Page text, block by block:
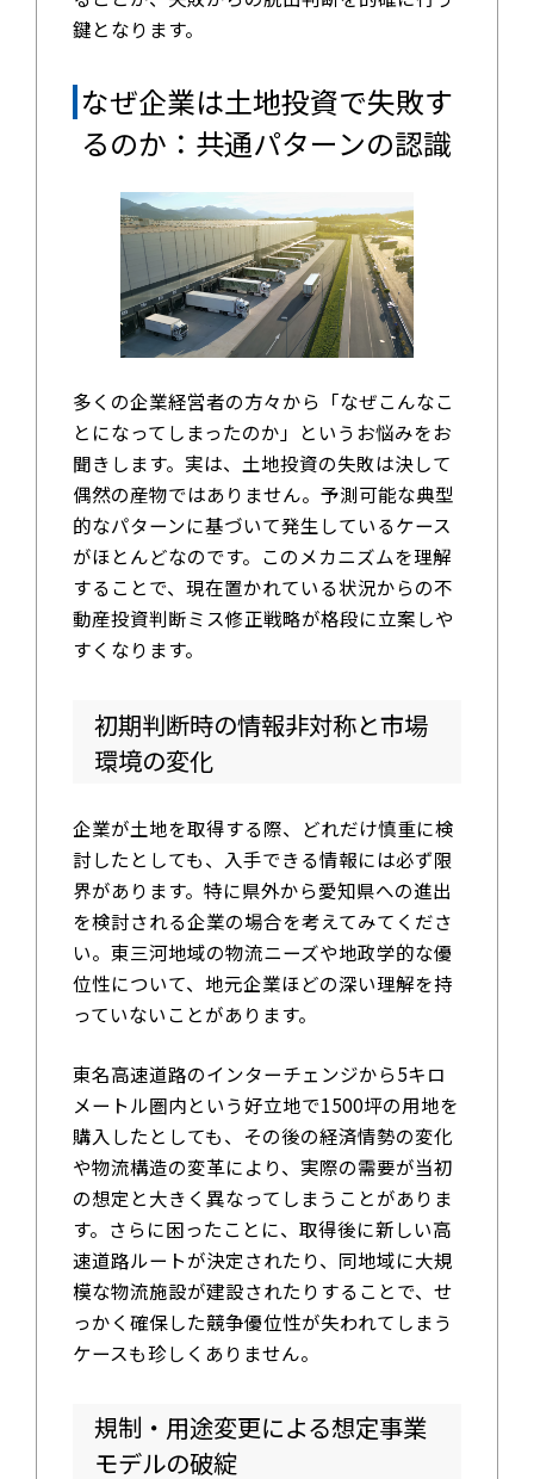
鍵となります。
なぜ企業は土地投資で失敗す
るのか：共通パターンの認識
多くの企業経営者の方々から「なぜこんなこ
とになってしまったのか」というお悩みをお
聞きします。実は、土地投資の失敗は決して
偶然の産物ではありません。予測可能な典型
的なパターンに基づいて発生しているケース
がほとんどなのです。このメカニズムを理解
することで、現在置かれている状況からの不
動産投資判断ミス修正戦略が格段に立案しや
すくなります。
初期判断時の情報非対称と市場
環境の変化
企業が土地を取得する際、どれだけ慎重に検
討したとしても、入手できる情報には必ず限
界があります。特に県外から愛知県への進出
を検討される企業の場合を考えてみてくださ
い。東三河地域の物流ニーズや地政学的な優
位性について、地元企業ほどの深い理解を持
っていないことがあります。
東名高速道路のインターチェンジから5キロ
メートル圏内という好立地で1500坪の用地を
購入したとしても、その後の経済情勢の変化
や物流構造の変革により、実際の需要が当初
の想定と大きく異なってしまうことがありま
す。さらに困ったことに、取得後に新しい高
速道路ルートが決定されたり、同地域に大規
模な物流施設が建設されたりすることで、せ
っかく確保した競争優位性が失われてしまう
ケースも珍しくありません。
規制・用途変更による想定事業
モデルの破綻